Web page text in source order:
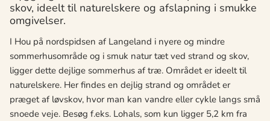
skov, ideelt til naturelskere og afslapning i smukke
omgivelser.
I Hou på nordspidsen af Langeland i nyere og mindre
sommerhusområde og i smuk natur tæt ved strand og skov,
ligger dette dejlige sommerhus af træ. Området er ideelt til
naturelskere. Her findes en dejlig strand og området er
præget af løvskov, hvor man kan vandre eller cykle langs små
snoede veje. Besøg f.eks. Lohals, som kun ligger 5,2 km fra